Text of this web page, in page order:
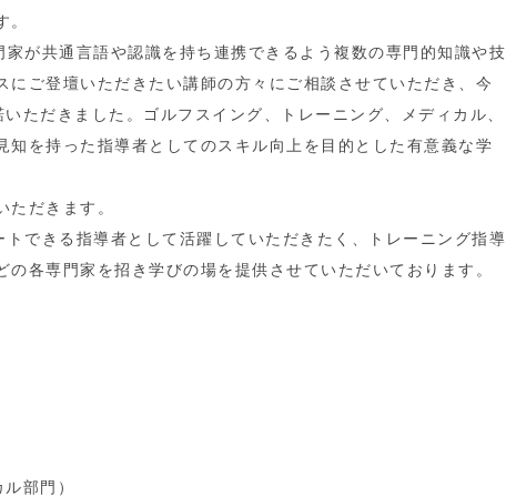
が共通言語や認識を持ち連携できるよう複数の専門的知識や技
ご登壇いただきたい講師の方々にご相談させていただき、今
ただきました。ゴルフスイング、トレーニング、メディカル、
を持った指導者としてのスキル向上を目的とした有意義な学
だきます。
できる指導者として活躍していただきたく、トレーニング指導
各専門家を招き学びの場を提供させていただいております。
部門）